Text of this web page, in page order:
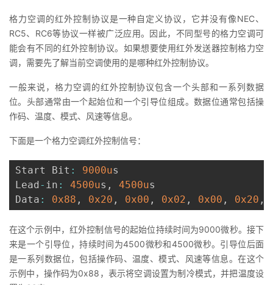
者
我
的
博
我
的
坛
我
圈
子
的
直
播
我
的
活
动
我
的
关
我
的
我
格力空调的红外控制协议是一种自定义协议，它并没有像NEC、
RC5、RC6等协议一样被广泛应用。因此，不同型号的格力空调可
能会有不同的红外控制协议。如果想要使用红外发送器控制格力空
调，需要先了解当前空调使用的是哪种红外控制协议。
一般来说，格力空调的红外控制协议包含一个头部和一系列数据
位。头部通常由一个起始位和一个引导位组成。数据位通常包括操
作码、温度、模式、风速等信息。
下面是一个格力空调红外控制信号：
Start Bit : 9000us
Lead - in : 4500us , 4500us
Data : 0x88 , 0x20 , 0x00 , 0x02 , 0x00 , 0x20 ,
在这个示例中，红外控制信号的起始位持续时间为9000微秒。接下
来是一个引导位，持续时间为4500微秒和4500微秒。引导位后面
是一系列数据位，包括操作码、温度、模式、风速等信息。在这个
示例中，操作码为0x88，表示将空调设置为制冷模式，并把温度设